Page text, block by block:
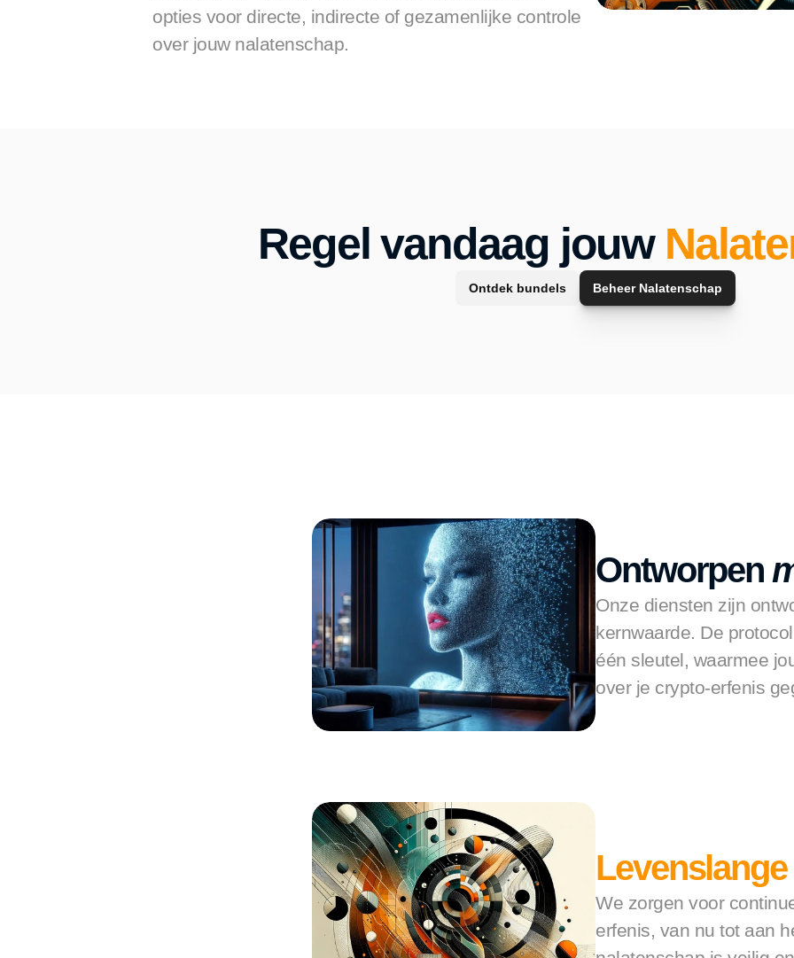
opties voor directe, indirecte of gezamenlijke controle
over jouw nalatenschap.
Regel vandaag jouw
Ontdek bundels Beheer Nalatenschap
Ontworpen
Onze diensten zijn
kernwaarde. De
één sleutel, waarmee
over je crypto-erfenis
Levenslange
We zorgen voor
erfenis, van nu tot aan